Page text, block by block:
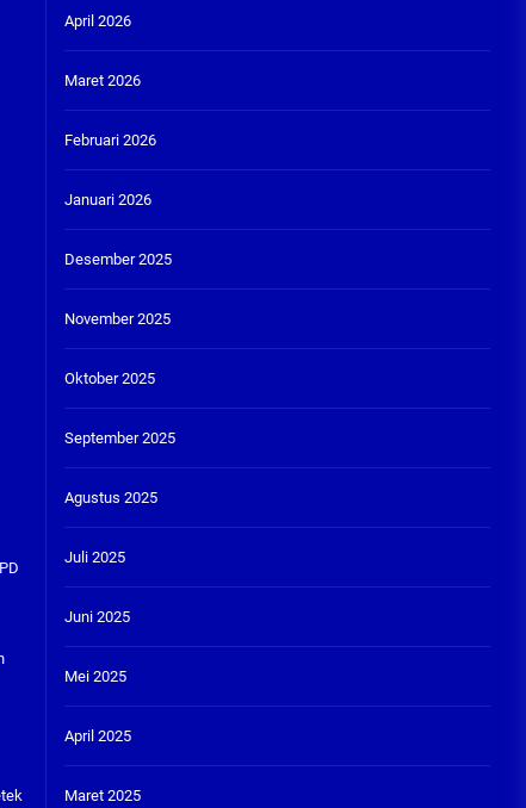
April 2026
Maret 2026
Februari 2026
Januari 2026
Desember 2025
November 2025
Oktober 2025
September 2025
Agustus 2025
Juli 2025
Juni 2025
Mei 2025
April 2025
Maret 2025